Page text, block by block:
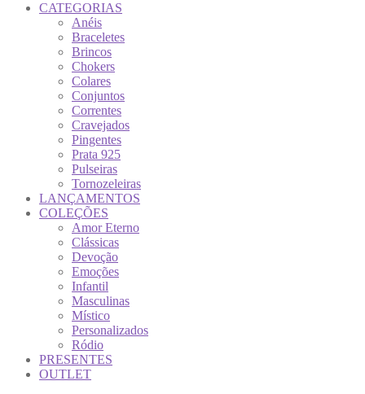
CATEGORIAS
Anéis
Braceletes
Brincos
Chokers
Colares
Conjuntos
Correntes
Cravejados
Pingentes
Prata 925
Pulseiras
Tornozeleiras
LANÇAMENTOS
COLEÇÕES
Amor Eterno
Clássicas
Devoção
Emoções
Infantil
Masculinas
Místico
Personalizados
Ródio
PRESENTES
OUTLET